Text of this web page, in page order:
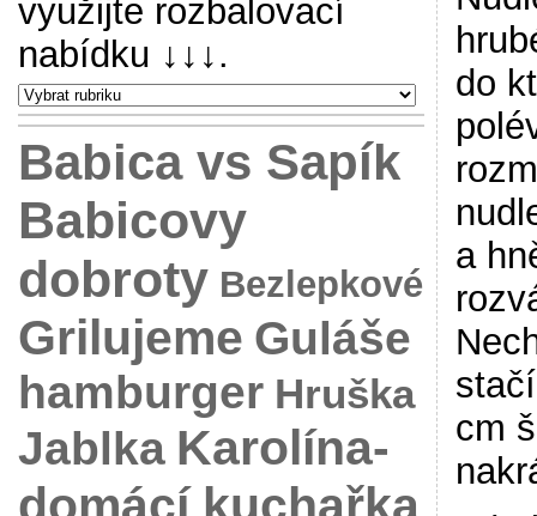
využijte rozbalovací
nabídku ↓↓↓.
Babica vs Sapík
Babicovy
dobroty Bezlepkové
Grilujeme Guláše
hamburger Hruška
Jablka Karolína-
domácí kuchařka
do
a
cm